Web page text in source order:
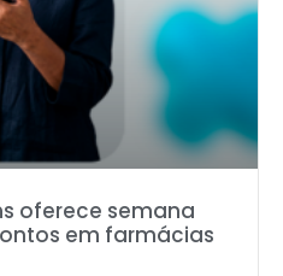
oferece semana
em farmácias